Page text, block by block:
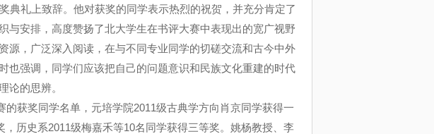
礼上致辞。他对获奖的同学表示热烈的祝贺，并充分肯定了
与安排，高度赞扬了北大学生在书评大赛中表现出的宽广视野
源，广泛深入阅读，在与不同专业同学的切磋交流和古今中外
也强调，同学们应该把自己的问题意识和民族文化重建的时代
论的思辨。
的获奖同学名单，元培学院2011级古典学方向肖京同学获得一
历史系2011级梅嘉禾等10名同学获得三等奖。姚杨教授、李